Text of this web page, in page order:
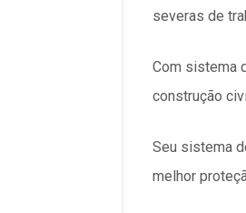
severas de
Com sistema
construção
Seu sistema
melhor